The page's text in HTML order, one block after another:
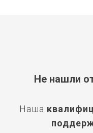
Не нашли
Наша